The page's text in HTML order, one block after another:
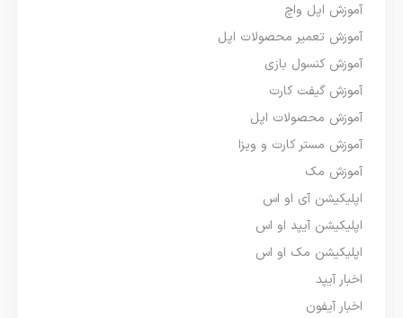
آموزش اپل واچ
آموزش تعمیر محصولات اپل
آموزش کنسول بازی
آموزش گیفت کارت
آموزش محصولات اپل
آموزش مستر کارت و ویزا
آموزش مک
اپلیکیشن آی او اس
اپلیکیشن آیپد او اس
اپلیکیشن مک او اس
اخبار آیپد
اخبار آیفون